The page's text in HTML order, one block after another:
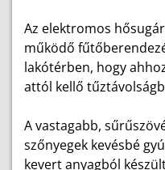
Az elektromos
működő
lakótérben, hogy
attól kellő
A vastagabb,
szőnyegek kevésbé
kevert anyagból